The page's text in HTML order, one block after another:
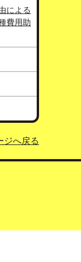
による
費用助
ジへ戻る